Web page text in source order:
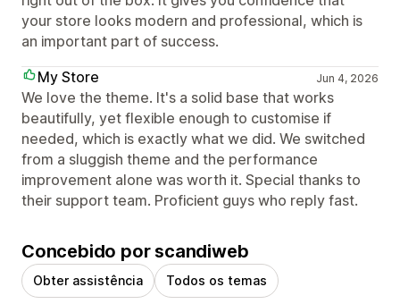
your store looks modern and professional, which is
an important part of success.
My Store
Jun 4, 2026
We love the theme. It's a solid base that works
beautifully, yet flexible enough to customise if
needed, which is exactly what we did. We switched
from a sluggish theme and the performance
improvement alone was worth it. Special thanks to
their support team. Proficient guys who reply fast.
Concebido por scandiweb
Obter assistência Todos os temas